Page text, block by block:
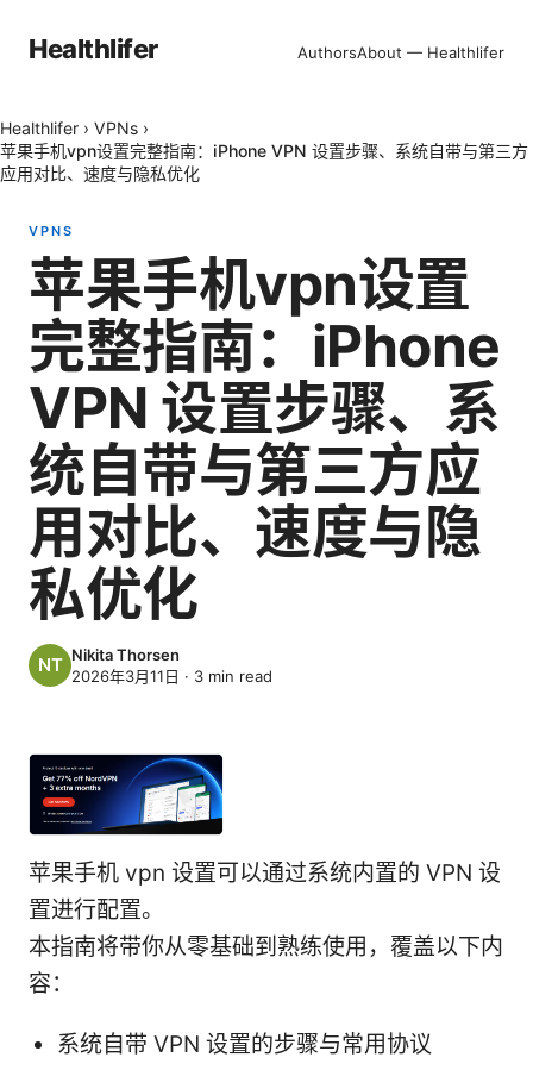
Healthlifer AuthorsAbout — Healthlifer
Healthlifer › VPNs ›
苹果手机vpn设置完整指南：iPhone VPN 设置步骤、系统自带与第三方
应用对比、速度与隐私优化
VPNS
苹果手机vpn设置
完整指南：iPhone
VPN 设置步骤、系
统自带与第三方应
用对比、速度与隐
私优化
Nikita Thorsen
2026年3月11日 · 3 min read
苹果手机 vpn 设置可以通过系统内置的 VPN 设
置进行配置。
本指南将带你从零基础到熟练使用，覆盖以下内
容：
系统自带 VPN 设置的步骤与常用协议